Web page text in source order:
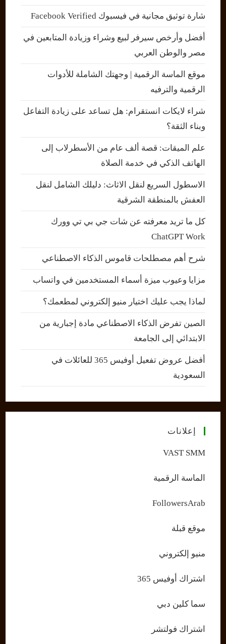
شارة توثيق مجانية في فيسبوك Facebook Verified
أفضل وأرخص سيرفر لبيع وشراء وزيادة المتابعين في
مصر والوطن العربي
موقع الماسة الرقمية | وجهتك الشاملة للأدوات
الرقمية والترفيه
شراء لايكات انستقرام: هل تساعد على زيادة التفاعل
وبناء الثقة؟
علم الميقات: قصة ألف عام من الأسطرلاب إلى
الهاتف الذكي في خدمة الصلاة
الاسطول السريع لنقل الاثاث: دليلك الشامل لنقل
العفش بالمنطقة الشرقية
كل ما تريد معرفته عن شات جي بي تي وورك
ChatGPT Work
شرح أهم مصطلحات قاموس الذكاء الاصطناعي
مزايا وعيوب ميزة أسماء المستخدمين في واتساب
لماذا يجب عليك اختيار منيو إلكتروني لمطعمك؟
الصين تفرض الذكاء الاصطناعي مادة إجبارية من
الابتدائي إلى الجامعة
أفضل عروض تفعيل أوفيس 365 للعائلات في
السعودية
إعلانات
VAST SMM
الماسة الرقمية
FollowersArab
موقع قبلة
منيو إلكتروني
اشتراك أوفيس 365
سما كلين دبي
اشتراك فولتشر